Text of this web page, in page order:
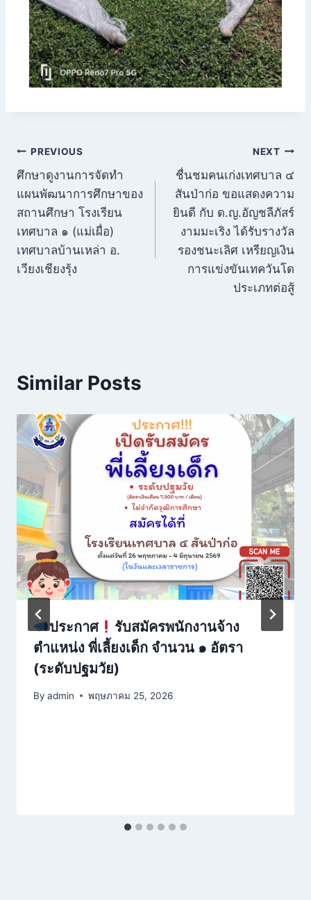
PREVIOUS
ศึกษาดูงานการจัดทำ
แผนพัฒนาการศึกษาของ
สถานศึกษา โรงเรียน
เทศบาล ๑ (แม่เผื่อ)
เทศบาลบ้านเหล่า อ.
เวียงเชียงรุ้ง
NEXT
ชื่นชมคนเก่งเทศบาล ๔
สันป่าก่อ ขอแสดงความ
ยินดี กับ ด.ญ.อัญชลีภัสร์
งามมะเริง ได้รับรางวัล
รองชนะเลิศ เหรียญเงิน
การแข่งขันเทควันโด
ประเภทต่อสู้
Similar Posts
ประกาศ
รับสมัครพนักงานจ้าง
ตำแหน่ง พี่เลี้ยงเด็ก จำนวน ๑ อัตรา
(ระดับปฐมวัย)
By admin พฤษภาคม 25, 2026